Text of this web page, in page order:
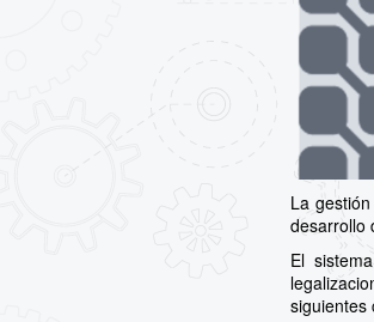
La
desarrollo
El
siguientes